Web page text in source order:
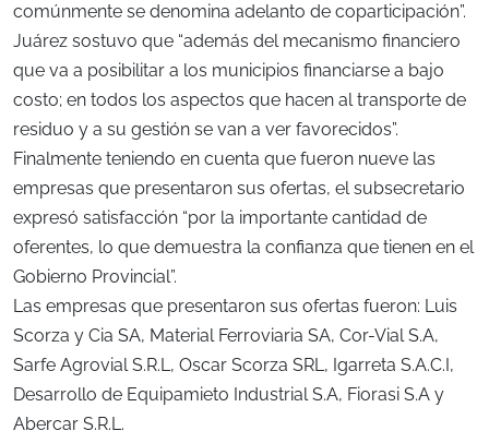
comúnmente se denomina adelanto de coparticipación”.
Juárez sostuvo que “además del mecanismo financiero
que va a posibilitar a los municipios financiarse a bajo
costo; en todos los aspectos que hacen al transporte de
residuo y a su gestión se van a ver favorecidos”.
Finalmente teniendo en cuenta que fueron nueve las
empresas que presentaron sus ofertas, el subsecretario
expresó satisfacción “por la importante cantidad de
oferentes, lo que demuestra la confianza que tienen en el
Gobierno Provincial”.
Las empresas que presentaron sus ofertas fueron: Luis
Scorza y Cia SA, Material Ferroviaria SA, Cor-Vial S.A,
Sarfe Agrovial S.R.L, Oscar Scorza SRL, Igarreta S.A.C.I,
Desarrollo de Equipamieto Industrial S.A, Fiorasi S.A y
Abercar S.R.L.